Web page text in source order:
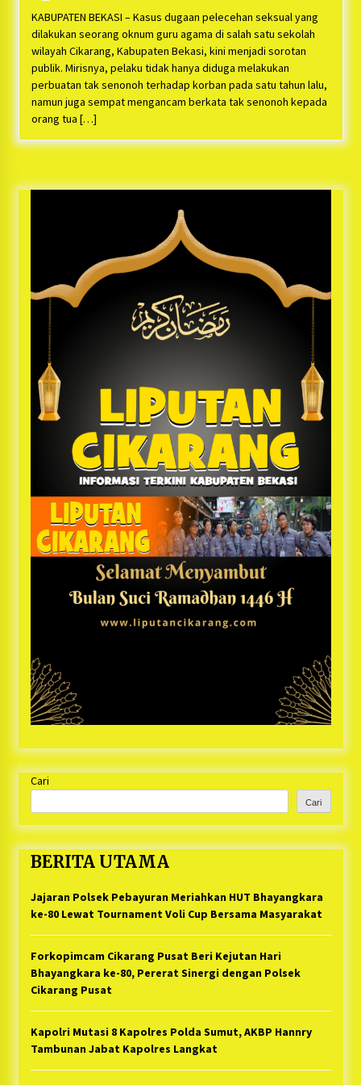
Support Camat Kedungwaringin Memberikan
Logistik Ke Posko Jurpala Kosmi
1 tahun ago
Ucapan Terimakasih Ketua Umum Jurpala
Indonesia dan KOSMI Indonesia Atas Respon
Cepat Polres Metro Bekasi dan Polsek Cikarang
Timur yang Tangkap Oknum Ormas Terkait
1 tahun ago
Kodim 0509 Kabupaten Bekasi Terima 20
Jelang Ramadhan, Kecamatan Cikarang Pusat
Gelar STQ ke-VII
1 tahun ago
KABUPATEN BEKASI – Kasus dugaan pelecehan seksual yang
dilakukan seorang oknum guru agama di salah satu sekolah
wilayah Cikarang, Kabupaten Bekasi, kini menjadi sorotan
publik. Mirisnya, pelaku tidak hanya diduga melakukan
perbuatan tak senonoh terhadap korban pada satu tahun lalu,
namun juga sempat mengancam berkata tak senonoh kepada
orang tua […]
Cari
Cari
BERITA UTAMA
Jajaran Polsek Pebayuran Meriahkan HUT Bhayangkara
ke-80 Lewat Tournament Voli Cup Bersama Masyarakat
Forkopimcam Cikarang Pusat Beri Kejutan Hari
Bhayangkara ke-80, Pererat Sinergi dengan Polsek
Cikarang Pusat
Kapolri Mutasi 8 Kapolres Polda Sumut, AKBP Hannry
Tambunan Jabat Kapolres Langkat